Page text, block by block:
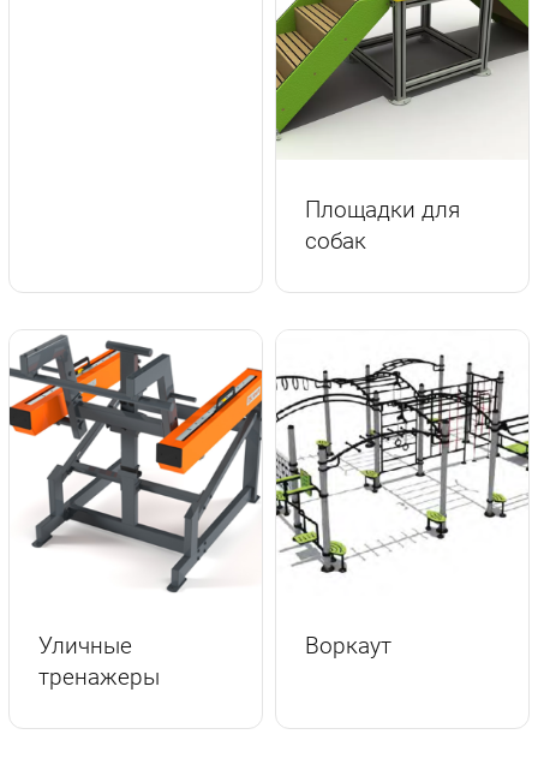
Площадки для
собак
Уличные
тренажеры
Воркаут